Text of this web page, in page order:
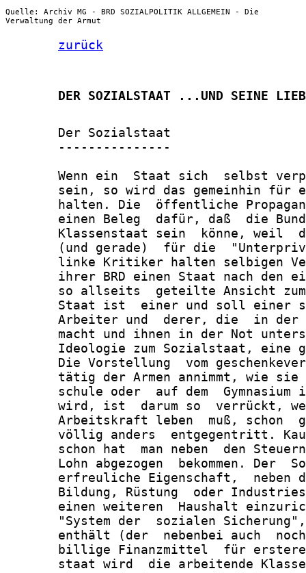
Quelle: Archiv MG - BRD SOZIALPOLITIK ALLGEMEIN - Die
Verwaltung der Armut
zurück
DER SOZIALSTAAT ...UND SEINE
       Der Sozialstaat
       ---------------
Wenn ein  Staat sich  selbst
sein, so wird das gemeinhin für
halten. Die  öffentliche
einen Beleg  dafür, daß  die
Klassenstaat sein  könne, weil
(und gerade)  für die
linke Kritiker halten selbigen
ihrer BRD einen Staat nach den
so allseits  geteilte Ansicht
Staat ist  einer und soll einer
Arbeiter und  derer, die  in
macht und ihnen in der Not
Ideologie zum Sozialstaat, eine
Die Vorstellung  vom
tätig der Armen annimmt, wie
schule oder  auf dem  Gymnasium
wird, ist  darum so  verrückt,
Arbeitskraft leben  muß, schon
völlig anders  entgegentritt.
schon hat  man neben  den
Lohn abgezogen  bekommen. Der
erfreuliche Eigenschaft,  neben
Bildung, Rüstung  oder
einen weiteren  Haushalt
"System der  sozialen
enthält (der  nebenbei auch
billige Finanzmittel  für
staat wird  die arbeitende